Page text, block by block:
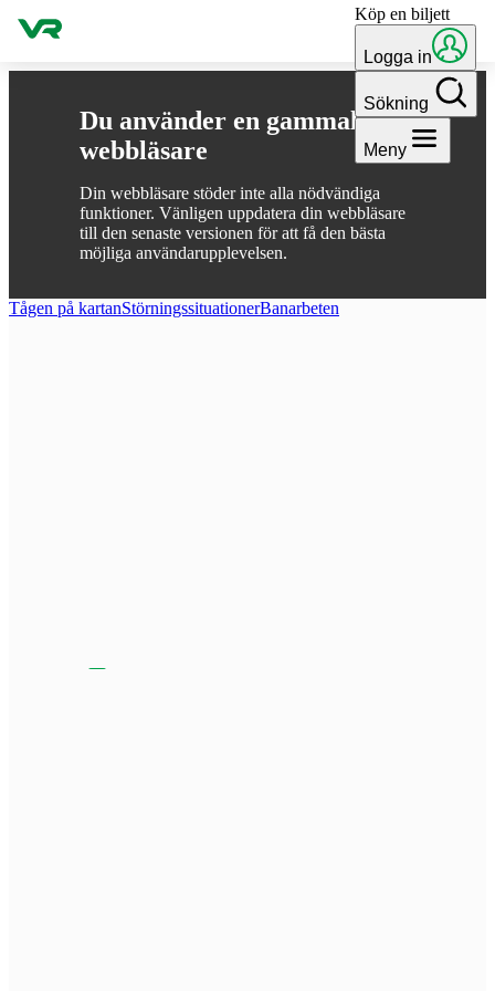
Du använder en gammal
webbläsare
Din webbläsare stöder inte alla nödvändiga
funktioner. Vänligen uppdatera din webbläsare
till den senaste versionen för att få den bästa
möjliga användarupplevelsen.
Gå till innehållet Köp en biljett
Logga in
Sökning
Meny
Tågen på kartanStörnings­situationerBan­arbeten